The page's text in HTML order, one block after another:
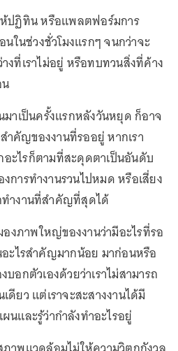
ปฏิทิน หรือแพลตฟอร์มการ
ในช่วงชั่วโมงแรกๆ จนกว่าจะ
งที่เราไม่อยู่ หรือทบทวนสิ่งที่ค้าง
มาเป็นครั้งแรกหลังวันหยุด ก็อาจ
ำคัญของงานที่รออยู่ หากเรา
อะไรก็ตามที่สะดุดตาเป็นอันดับ
การทำงานรวนไปหมด หรือเสี่ยง
ทำงานที่สำคัญที่สุดได้
องภาพใหญ่ของงานว่ามีอะไรที่รอ
ะไรสำคัญมากน้อย มาก่อนหรือ
อกตัวเองด้วยว่าเราไม่สามารถ
ดียว แต่เราจะสะสางงานได้มี
นและรู้ว่ากำลังทำอะไรอยู่